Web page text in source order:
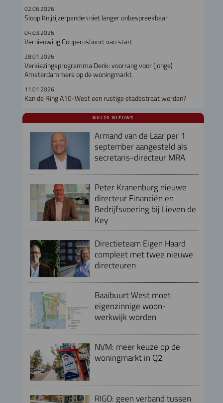
02.06.2026
Sloop Knijtijzerpanden niet langer onbespreekbaar
04.03.2026
Vernieuwing Couperusbuurt van start
28.01.2026
Verkiezingsprogramma Denk: voorrang voor (jonge)
Amsterdammers op de woningmarkt
11.01.2026
Kan de Ring A10-West een rustige stadsstraat worden?
NUL20 NIEUWS
Armand van de Laar per 1
september aangesteld als
secretaris-directeur MRA
Peter Kranenburg nieuwe
directeur Financiën en
Bedrijfsvoering bij Lieven de
Key
Directieteam Eigen Haard
compleet met twee nieuwe
directeuren
Baaibuurt West moet
eigenzinnige woon-
werkwijk worden
NVM: meer keuze op de
woningmarkt in Q2
RIGO: geen verband tussen